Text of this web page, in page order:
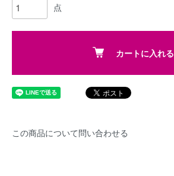
点
カートに入れる
この商品について問い合わせる